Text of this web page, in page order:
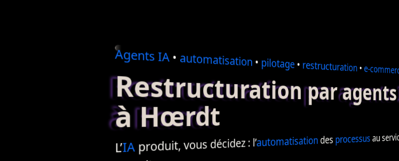
AgentsIA• automatisation• pilotage• restructuration•e-
Restructuration par agents
à Hœrdt
L’IAproduit, vous décidez : l’automatisationdesprocessusau